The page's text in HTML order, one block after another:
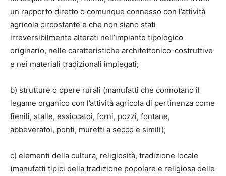
un rapporto diretto o comunque connesso con l’attività
agricola circostante e che non siano stati
irreversibilmente alterati nell’impianto tipologico
originario, nelle caratteristiche architettonico-costruttive
e nei materiali tradizionali impiegati;
b) strutture o opere rurali (manufatti che connotano il
legame organico con l’attività agricola di pertinenza come
fienili, stalle, essiccatoi, forni, pozzi, fontane,
abbeveratoi, ponti, muretti a secco e simili);
c) elementi della cultura, religiosità, tradizione locale
(manufatti tipici della tradizione popolare e religiosa delle